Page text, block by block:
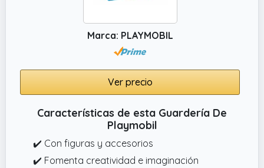
Marca: PLAYMOBIL
Ver precio
Características de esta Guardería De
Playmobil
✔️ Con figuras y accesorios
✔️ Fomenta creatividad e imaginación